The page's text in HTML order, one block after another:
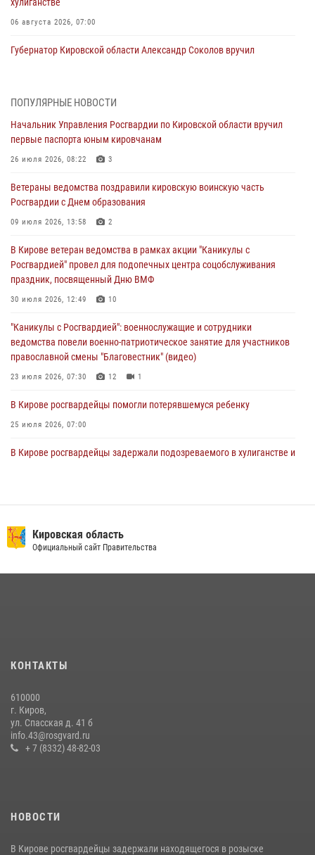
06 августа 2026, 07:00
Губернатор Кировской области Александр Соколов вручил
поддельной купюры
04 августа 2026, 09:30
03 августа 2026, 09:01
В Кирове росгвардейцы и ветераны ведомства приняли участие в
03 августа 2026, 08:45
В Кирове росгвардейцы задержали подозреваемого в краже из
магазина
ПОПУЛЯРНЫЕ НОВОСТИ
Начальник Управления Росгвардии по Кировской области вручил
первые паспорта юным кировчанам
26 июля 2026, 08:22 3
Ветераны ведомства поздравили кировскую воинскую часть
Росгвардии с Днем образования
09 июля 2026, 13:58 2
В Кирове ветеран ведомства в рамках акции "Каникулы с
Росгвардией" провел для подопечных центра соцобслуживания
праздник, посвященный Дню ВМФ
30 июля 2026, 12:49 10
"Каникулы с Росгвардией": военнослужащие и сотрудники
ведомства повели военно-патриотическое занятие для участников
православной смены "Благовестник" (видео)
23 июля 2026, 07:30 12 1
В Кирове росгвардейцы помогли потерявшемуся ребенку
25 июля 2026, 07:00
В Кирове росгвардейцы задержали подозреваемого в хулиганстве и
вневедомственную охрану и поступления в ведомственные вузы
22 июля 2026, 14:51 1 2
В Кирове и Кирово-Чепецке росгвардейцы задержали
подозреваемых в хулиганстве
19 июля 2026, 07:00
Кировская область
Официальный сайт Правительства
КОНТАКТЫ
610000
г. Киров,
ул. Спасская д. 41 б
info.43@rosgvard.ru
+ 7 (8332) 48-82-03
НОВОСТИ
В Кирове росгвардейцы задержали находящегося в розыске